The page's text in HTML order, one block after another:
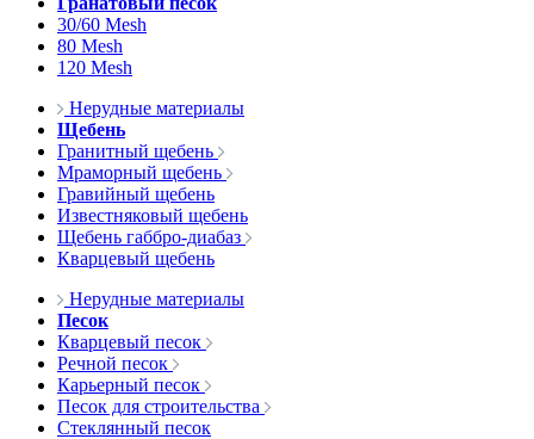
30/60 Mesh
80 Mesh
120 Mesh
Нерудные материалы
Щебень
Гранитный щебень
Мраморный щебень
Гравийный щебень
Известняковый щебень
Щебень габбро-диабаз
Кварцевый щебень
Нерудные материалы
Песок
Кварцевый песок
Речной песок
Карьерный песок
Песок для строительства
Стеклянный песок